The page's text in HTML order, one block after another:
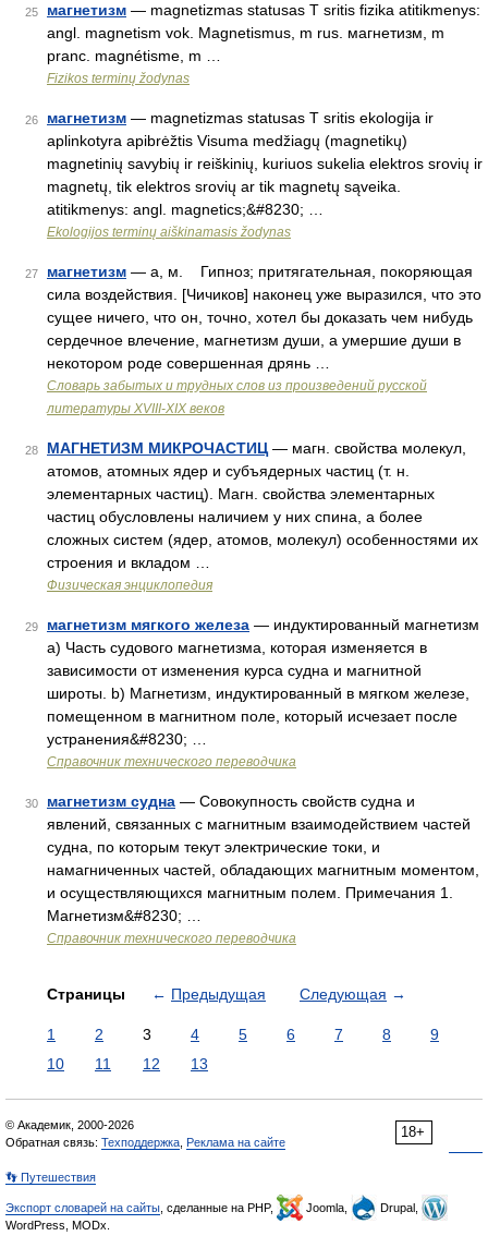
25 магнетизм — magnetizmas statusas T sritis fizika atitikmenys:
angl. magnetism vok. Magnetismus, m rus. магнетизм, m
pranc. magnétisme, m …
Fizikos terminų žodynas
26 магнетизм — magnetizmas statusas T sritis ekologija ir
aplinkotyra apibrėžtis Visuma medžiagų (magnetikų)
magnetinių savybių ir reiškinių, kuriuos sukelia elektros srovių ir
magnetų, tik elektros srovių ar tik magnetų sąveika.
atitikmenys: angl. magnetics;&#8230; …
Ekologijos terminų aiškinamasis žodynas
27 магнетизм — а, м. Гипноз; притягательная, покоряющая
сила воздействия. [Чичиков] наконец уже выразился, что это
сущее ничего, что он, точно, хотел бы доказать чем нибудь
сердечное влечение, магнетизм души, а умершие души в
некотором роде совершенная дрянь …
Словарь забытых и трудных слов из произведений русской
литературы ХVIII-ХIХ веков
28 МАГНЕТИЗМ МИКРОЧАСТИЦ — магн. свойства молекул,
атомов, атомных ядер и субъядерных частиц (т. н.
элементарных частиц). Магн. свойства элементарных
частиц обусловлены наличием у них спина, а более
сложных систем (ядер, атомов, молекул) особенностями их
строения и вкладом …
Физическая энциклопедия
29 магнетизм мягкого железа — индуктированный магнетизм
a) Часть судового магнетизма, которая изменяется в
зависимости от изменения курса судна и магнитной
широты. b) Магнетизм, индуктированный в мягком железе,
помещенном в магнитном поле, который исчезает после
устранения&#8230; …
Справочник технического переводчика
30 магнетизм судна — Совокупность свойств судна и
явлений, связанных с магнитным взаимодействием частей
судна, по которым текут электрические токи, и
намагниченных частей, обладающих магнитным моментом,
и осуществляющихся магнитным полем. Примечания 1.
Магнетизм&#8230; …
Справочник технического переводчика
Страницы ← Предыдущая Следующая →
1 2 3 4 5 6 7 8
9
10
11 12 13
18+
© Академик, 2000-2026
Обратная связь: Техподдержка Реклама на сайте
👣 Путешествия
Экспорт словарей на сайты , сделанные на PHP, Joomla,
Drupal,
WordPress, MODx.